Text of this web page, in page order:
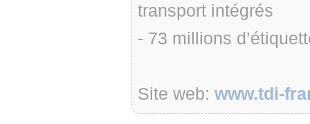
transport intégrés
- 73 millions
Site web: www.tdi-